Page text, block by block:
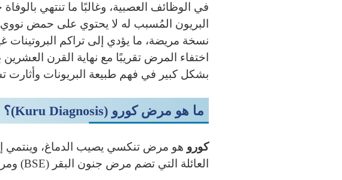
في الوظائف العصبية، وغالبًا ما تنتهي
البريون المُسبب له لا يحتوي على حمض
نسخة مريضة، ما يؤدي إلى تراكم
اختفاء المرض تقريبًا مع نهاية القرن
بشكل كبير في فهم طبيعة البريونات وأثارت
ما هو مرض كورو (Kuru Diagnosis)؟
كورو هو مرض تنكسي يصيب الدماغ، وينتمي
العائلة التي تضم مرض جنون البقر (BSE) ومرض كروتزفيلد-جاكوب (CJD).